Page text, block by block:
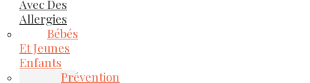
Avec Des
Allergies
Bébés
Et Jeunes
Enfants
Prévention